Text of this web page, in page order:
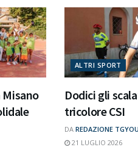
Misano
ALTRI SPORT
Dodici gli
tricolore CSI
DA REDAZIONE
21 LUGLIO 2026